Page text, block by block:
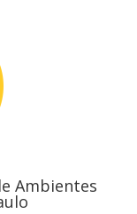
Ambientes